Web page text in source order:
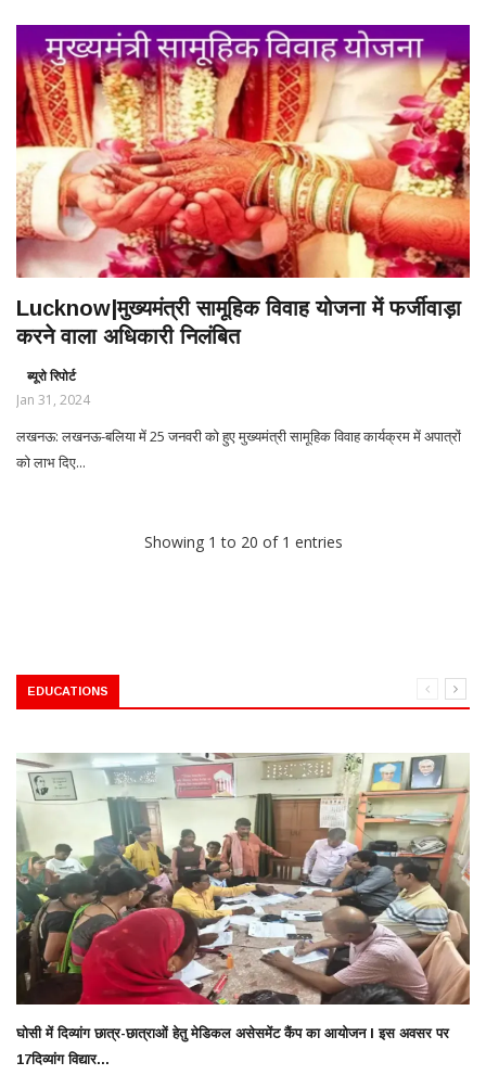
Lucknow|मुख्यमंत्री सामूहिक विवाह योजना में फर्जीवाड़ा
करने वाला अधिकारी निलंबित
ब्यूरो रिपोर्ट
Jan 31, 2024
लखनऊ: लखनऊ-बलिया में 25 जनवरी को हुए मुख्यमंत्री सामूहिक विवाह कार्यक्रम में अपात्रों
को लाभ दिए...
Showing 1 to 20 of 1 entries
EDUCATIONS
घोसी में दिव्यांग छात्र-छात्राओं हेतु मेडिकल असेसमेंट कैंप का आयोजन l इस अवसर पर
17दिव्यांग विद्यार...